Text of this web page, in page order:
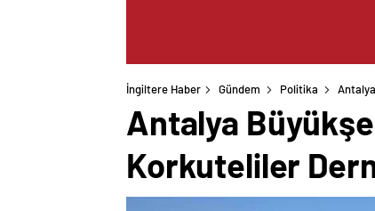
İngiltere Haber Gündem Politika
Antalya
Korkuteliler